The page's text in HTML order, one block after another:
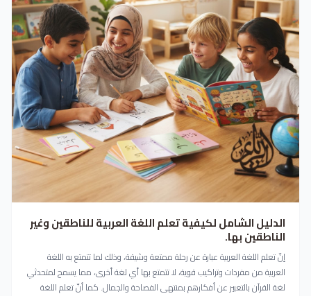
الدليل الشامل لكيفية تعلم اللغة العربية للناطقين وغير
الناطقين بها.
إنّ تعلم اللغة العربية عبارة عن رحلة ممتعة وشيقة، وذلك لما تتمتع به اللغة
العربية من مفردات وتراكيب قوية، لا تتمتع بها أي لغة أخرى، مما يسمح لمتحدثي
لغة القرآن بالتعبير عن أفكارهم بمنتهى الفصاحة والجمال. كما أنّ تعلم اللغة